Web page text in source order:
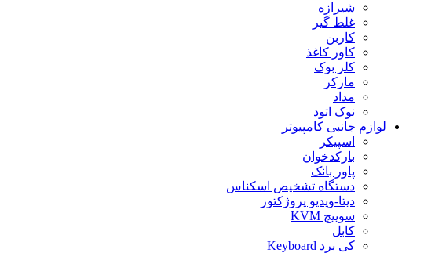
شیرازه
غلط گیر
کاربن
کاور کاغذ
کلر بوک
مارکر
مداد
نوک اتود
لوازم جانبی کامپیوتر
اسپیکر
بارکدخوان
پاور بانک
دستگاه تشخیص اسکناس
دیتا-ویدیو پروژکتور
سوییچ KVM
کابل
کی برد Keyboard